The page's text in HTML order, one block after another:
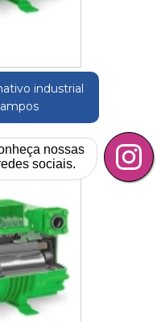
industrial
nossas
sociais.